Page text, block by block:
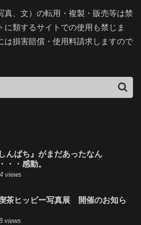
、文）の転用・複製・販売等は禁
に類するサイトでの使用も禁じま
は損害賠償・使用料請求しますので
しんぱち』がまだあったなん
・・感動。
views
茶ヒッピー写真展 開催のお知ら
views